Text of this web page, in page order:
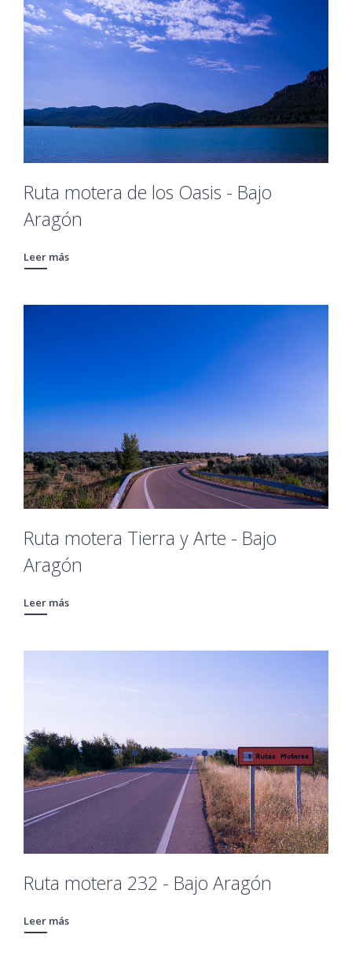
Ruta motera de los Oasis - Bajo
Aragón
Leer más
Ruta motera Tierra y Arte - Bajo
Aragón
Leer más
Ruta motera 232 - Bajo Aragón
Leer más